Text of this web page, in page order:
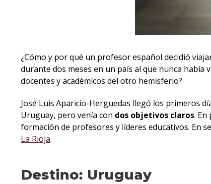
¿Cómo y por qué un profesor español decidió
durante dos meses en un país al que nunca había
docentes y académicos del otro hemisferio?
José Luis Aparicio-Herguedas llegó los primeros
Uruguay, pero venía con dos objetivos claros.
formación de profesores y líderes educativos. En
La Rioja.
Destino: Uruguay